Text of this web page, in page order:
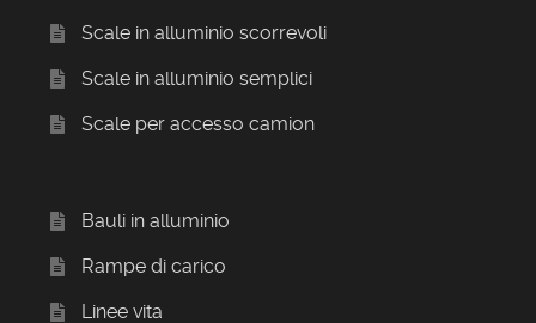
Scale in alluminio scorrevoli
Scale in alluminio semplici
Scale per accesso camion
Bauli in alluminio
Rampe di carico
Linee vita